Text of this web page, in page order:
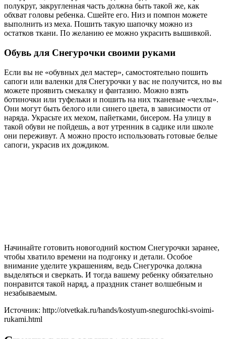
полукруг, закругленная часть должна быть такой же, как
обхват головы ребенка. Сшейте его. Низ и помпон можете
выполнить из меха. Пошить такую шапочку можно из
остатков ткани. По желанию ее можно украсить вышивкой.
Обувь для Снегурочки своими руками
Если вы не «обувных дел мастер», самостоятельно пошить
сапоги или валенки для Снегурочки у вас не получится, но вы
можете проявить смекалку и фантазию. Можно взять
ботиночки или туфельки и пошить на них тканевые «чехлы».
Они могут быть белого или синего цвета, в зависимости от
наряда. Украсьте их мехом, пайетками, бисером. На улицу в
такой обуви не пойдешь, а вот утренник в садике или школе
они переживут. А можно просто использовать готовые белые
сапоги, украсив их дождиком.
Начинайте готовить новогодний костюм Снегурочки заранее,
чтобы хватило времени на подгонку и детали. Особое
внимание уделите украшениям, ведь Снегурочка должна
выделяться и сверкать. И тогда вашему ребенку обязательно
понравится такой наряд, а праздник станет волшебным и
незабываемым.
Источник: http://otvetkak.ru/hands/kostyum-snegurochki-svoimi-
rukami.html